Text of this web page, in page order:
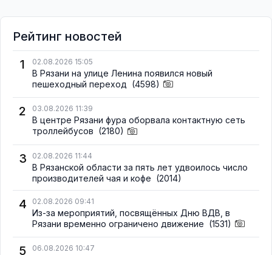
Рейтинг новостей
1
02.08.2026 15:05
В Рязани на улице Ленина появился новый
пешеходный переход (4598)
2 03.08.2026 11:39
В центре Рязани фура оборвала контактную сеть
троллейбусов (2180)
3 02.08.2026 11:44
В Рязанской области за пять лет удвоилось число
производителей чая и кофе (2014)
4 02.08.2026 09:41
Из-за мероприятий, посвящённых Дню ВДВ, в
Рязани временно ограничено движение (1531)
5 06.08.2026 10:47